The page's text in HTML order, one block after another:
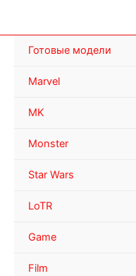
Готовые модели
Marvel
MK
Monster
Star Wars
LoTR
Game
Film